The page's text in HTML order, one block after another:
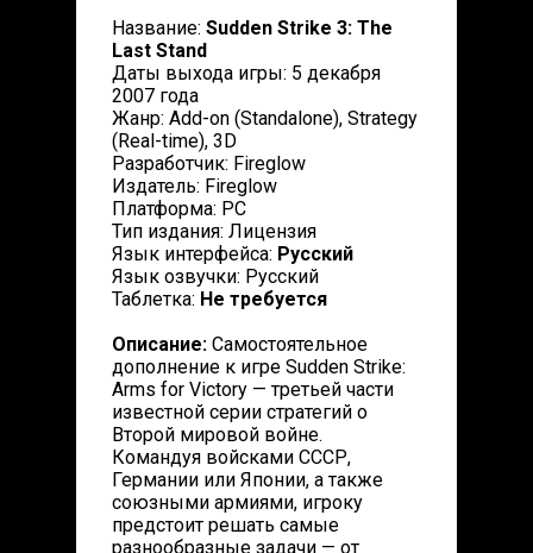
Название: Sudden Strike 3: The
Last Stand
Даты выхода игры: 5 декабря
2007 года
Жанр: Add-on (Standalone), Strategy
(Real-time), 3D
Разработчик: Fireglow
Издатель: Fireglow
Платформа: PC
Тип издания: Лицензия
Язык интерфейса: Русский
Язык озвучки: Русский
Таблетка: Не требуется
Описание: Самостоятельное
дополнение к игре Sudden Strike:
Arms for Victory — третьей части
известной серии стратегий о
Второй мировой войне.
Командуя войсками СССР,
Германии или Японии, а также
союзными армиями, игроку
предстоит решать самые
разнообразные задачи — от